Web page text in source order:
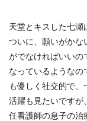
天堂とキスした七瀬
ついに、願いがかな
がでなければいいの
なっているようなの
も優しく社交的で
活躍も見たいですが
任看護師の息子の治